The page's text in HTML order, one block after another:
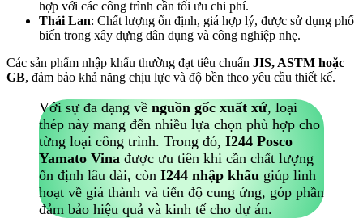
hợp với các công trình cần tối ưu chi phí.
Thái Lan: Chất lượng ổn định, giá hợp lý, được sử dụng phổ
biến trong xây dựng dân dụng và công nghiệp nhẹ.
Các sản phẩm nhập khẩu thường đạt tiêu chuẩn JIS, ASTM hoặc
GB, đảm bảo khả năng chịu lực và độ bền theo yêu cầu thiết kế.
Với sự đa dạng về nguồn gốc xuất xứ, loại
thép này mang đến nhiều lựa chọn phù hợp cho
từng loại công trình. Trong đó, I244 Posco
Yamato Vina được ưu tiên khi cần chất lượng
ổn định lâu dài, còn I244 nhập khẩu giúp linh
hoạt về giá thành và tiến độ cung ứng, góp phần
đảm bảo hiệu quả và kinh tế cho dự án.